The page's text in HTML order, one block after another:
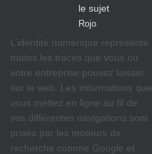
le sujet
Rojo
L’identité numérique représente
toutes les traces que vous ou
votre entreprise pouvez laisser
sur le web. Les informations que
vous mettez en ligne au fil de
vos différentes navigations sont
prises par les moteurs de
recherche comme Google et